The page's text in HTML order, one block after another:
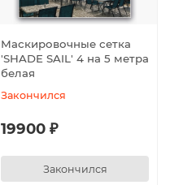
Маскировочные сетка
′SHADE SAIL′ 4 на 5 метра
белая
Закончился
19900 ₽
Закончился